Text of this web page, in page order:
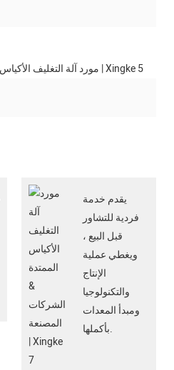
يقدم خدمة
فردية للتشاور
قبل البيع ،
ويغطي عملية
الإنتاج
والتكنولوجيا
ومبدأ المعدات
بأكملها.